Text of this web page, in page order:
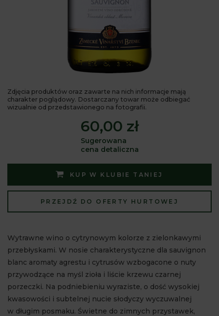
Zdjęcia produktów oraz zawarte na nich informacje mają
charakter poglądowy. Dostarczany towar może odbiegać
wizualnie od przedstawionego na fotografii.
60,00 zł
Sugerowana
cena detaliczna
KUP W KLUBIE TANIEJ
PRZEJDŹ DO OFERTY HURTOWEJ
Wytrawne wino o cytrynowym kolorze z zielonkawymi
przebłyskami. W nosie charakterystyczne dla sauvignon
blanc aromaty agrestu i cytrusów wzbogacone o nuty
przywodzące na myśl zioła i liście krzewu czarnej
porzeczki. Na podniebieniu wyraziste, o dość wysokiej
kwasowości i subtelnej nucie słodyczy wyczuwalnej
w długim posmaku. Świetne do zimnych przystawek,